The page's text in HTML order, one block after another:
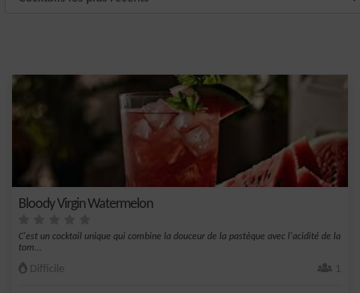
Bloody Virgin Watermelon
C'est un cocktail unique qui combine la douceur de la pastèque avec l'acidité de la
tom...
Difficile 1